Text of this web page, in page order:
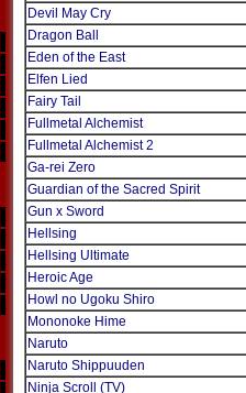
Devil May Cry
Dragon Ball
Eden of the East
Elfen Lied
Fairy Tail
Fullmetal Alchemist
Fullmetal Alchemist 2
Ga-rei Zero
Guardian of the Sacred Spirit
Gun x Sword
Hellsing
Hellsing Ultimate
Heroic Age
Howl no Ugoku Shiro
Mononoke Hime
Naruto
Naruto Shippuuden
Ninja Scroll (TV)